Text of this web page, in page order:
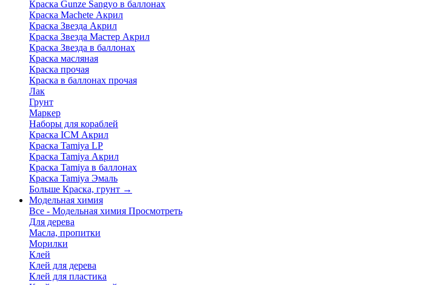
Краска Gunze Sangyo в баллонах
Краска Machete Акрил
Краска Звезда Акрил
Краска Звезда Мастер Акрил
Краска Звезда в баллонах
Краска масляная
Краска прочая
Краска в баллонах прочая
Лак
Грунт
Маркер
Наборы для кораблей
Краска ICM Акрил
Краска Tamiya LP
Краска Tamiya Акрил
Краска Tamiya в баллонах
Краска Tamiya Эмаль
Больше Краска, грунт →
Модельная химия
Все - Модельная химия Просмотреть
Для дерева
Масла, пропитки
Морилки
Клей
Клей для дерева
Клей для пластика